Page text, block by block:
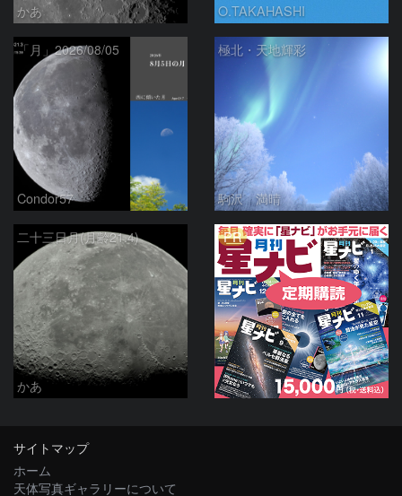
かあ O.TAKAHASHI
「月」2026/08/05
Condor57
極北・天地輝彩
駒沢 満晴
二十三日月(月齢21.4)
かあ
PR
サイトマップ
ホーム
天体写真ギャラリーについて